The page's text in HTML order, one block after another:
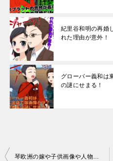
紀里谷和明の再婚
れた理由が意外！
グローバー義和は
の謎にせまる！
投
琴欧洲の嫁や子供画像や人物像とは？糖尿病や引退後の親方としては？